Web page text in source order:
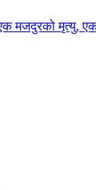
मजदुरको मृत्यु, एक